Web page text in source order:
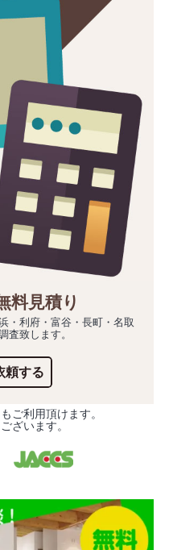
料見積り
・利府・富谷・長町・名取
査致します。
頼する
ご利用頂けます。
ざいます。